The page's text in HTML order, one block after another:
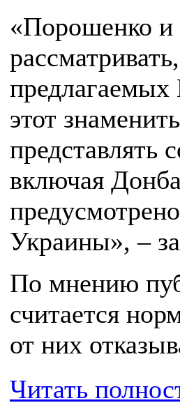
«Порошенко и
предлагаемых
этот
представлять
включая
Украины», –
По мнению
считается
от них
Читать